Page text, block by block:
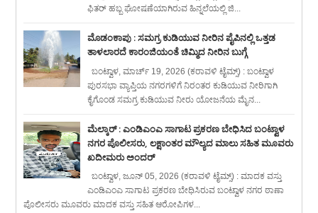
ಫಿತರ್ ಹಬ್ಬ ಘೋಷಣೆಯಾಗಿರುವ ಹಿನ್ನಲೆಯಲ್ಲಿ ಜಿ...
ಮೊಡಂಕಾಪು : ಸಮಗ್ರ ಕುಡಿಯುವ ನೀರಿನ ಪೈಪಿನಲ್ಲಿ ಒತ್ತಡ
ತಾಳಲಾರದೆ ಕಾರಂಜಿಯಂತೆ ಚಿಮ್ಮಿದ ನೀರಿನ ಬುಗ್ಗೆ
ಬಂಟ್ವಾಳ, ಮಾರ್ಚ್ 19, 2026 (ಕರಾವಳಿ ಟೈಮ್ಸ್) : ಬಂಟ್ವಾಳ
ಪುರಸಭಾ ವ್ಯಾಪ್ತಿಯ ನಗರಗಳಿಗೆ ನಿರಂತರ ಕುಡಿಯುವ ನೀರಿಗಾಗಿ
ಕೈಗೊಂಡ ಸಮಗ್ರ ಕುಡಿಯುವ ನೀರು ಯೋಜನೆಯ ಮೈನ...
ಮೆಲ್ಕಾರ್ : ಎಂಡಿಎಂಎ ಸಾಗಾಟ ಪ್ರಕರಣ ಬೇಧಿಸಿದ ಬಂಟ್ವಾಳ
ನಗರ ಪೊಲೀಸರು, ಲಕ್ಷಾಂತರ ಮೌಲ್ಯದ ಮಾಲು ಸಹಿತ ಮೂವರು
ಖದೀಮರು ಅಂದರ್
ಬಂಟ್ವಾಳ, ಜೂನ್ 05, 2026 (ಕರಾವಳಿ ಟೈಮ್ಸ್) : ಮಾದಕ ವಸ್ತು
ಎಂಡಿಎಂಎ ಸಾಗಾಟ ಪ್ರಕರಣ ಬೇಧಿಸಿರುವ ಬಂಟ್ವಾಳ ನಗರ ಠಾಣಾ
ಪೊಲೀಸರು ಮೂವರು ಮಾದಕ ವಸ್ತು ಸಹಿತ ಆರೋಪಿಗಳ...